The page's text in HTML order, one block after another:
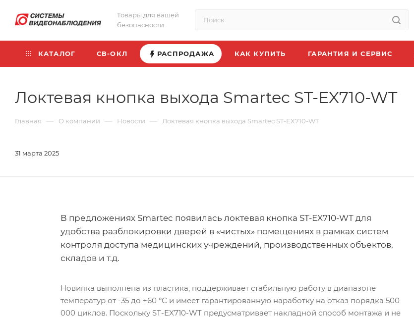
Товары для вашей
безопасности
КАТАЛОГ СВ-ОКЛ РАСПРОДАЖА КАК КУПИТЬ ГАРАНТИЯ И СЕРВИС
Локтевая кнопка выхода Smartec ST-EX710-WT
Главная — О компании — Новости — Локтевая кнопка выхода Smartec ST-EX710-WT
31 марта 2025
В предложениях Smartec появилась локтевая кнопка ST-EX710-WT для
удобства разблокировки дверей в «чистых» помещениях в рамках систем
контроля доступа медицинских учреждений, производственных объектов,
складов и т.д.
Новинка выполнена из пластика, поддерживает стабильную работу в диапазоне
температур от -35 до +60 °C и имеет гарантированную наработку на отказ порядка 500
000 циклов. Поскольку ST-EX710-WT предусматривает накладной способ монтажа и не